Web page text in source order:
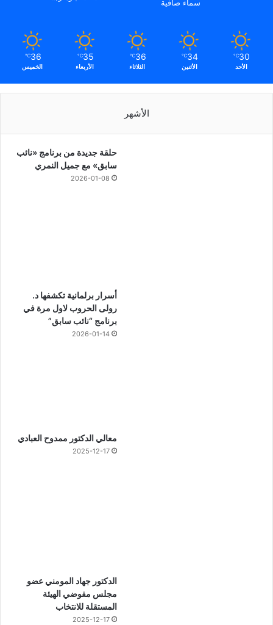
سماء صافية
30
℃
الأحد
34
℃
الأثنين
36
℃
الثلاثاء
35
℃
الأربعاء
36
℃
الخميس
الأشهر
حلقة جديدة من برنامج «نائب
سابق» مع جميل النمري
2026-01-08
أسرار برلمانية تكشفها د.
رولى الحروب لاول مرة في
برنامج “نائب سابق”
2026-01-14
معالي الدكتور ممدوح العبادي
2025-12-17
الدكتور جهاد المومني عضو
مجلس مفوضي الهيئة
المستقلة للانتخاب
2025-12-17